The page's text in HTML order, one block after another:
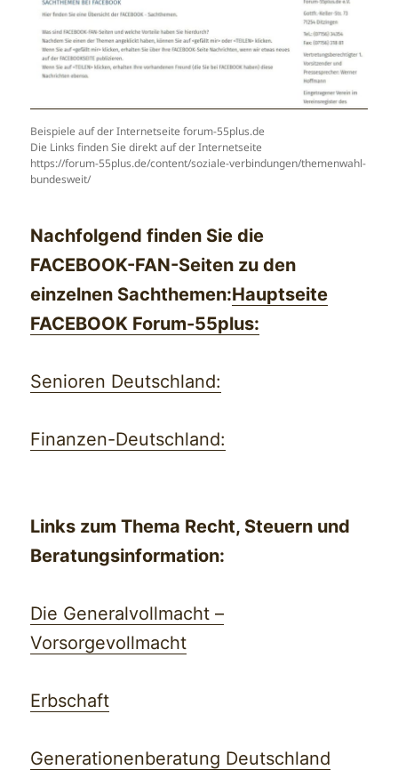
Beispiele auf der Internetseite forum-55plus.de
Die Links finden Sie direkt auf der Internetseite
https://forum-55plus.de/content/soziale-verbindungen/themenwahl-
bundesweit/
Nachfolgend finden Sie die
FACEBOOK-FAN-Seiten zu den
einzelnen Sachthemen:Hauptseite
FACEBOOK Forum-55plus:
Senioren Deutschland:
Finanzen-Deutschland:
Links zum Thema Recht, Steuern und
Beratungsinformation:
Die Generalvollmacht –
Vorsorgevollmacht
Erbschaft
Generationenberatung Deutschland